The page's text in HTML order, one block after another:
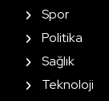
Spor
Politika
Sağlık
Teknoloji